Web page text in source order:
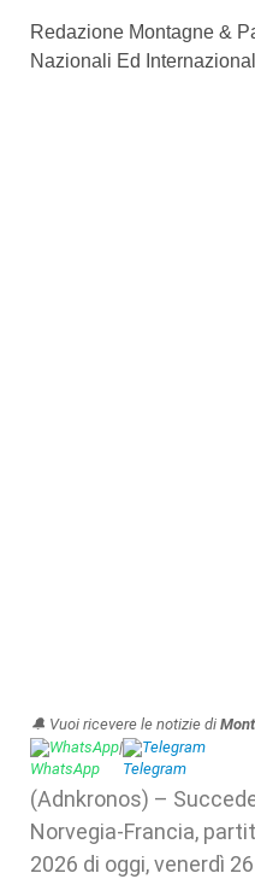
Redazione Montagne &
Nazionali Ed
🔔 Vuoi ricevere le notizie di
WhatsApp| Telegram
(Adnkronos) –
Norvegia-Francia,
2026 di oggi, venerdì